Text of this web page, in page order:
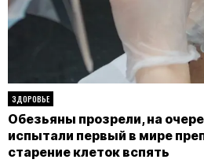
ЗДОРОВЬЕ
Обезьяны прозрели, на
испытали первый в мире
старение клеток вспять